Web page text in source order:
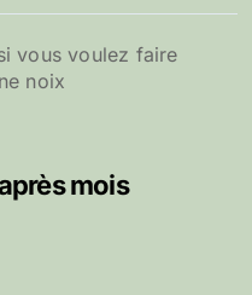
vous voulez faire
noix
mois